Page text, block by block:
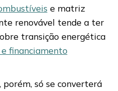
e matriz
renovável tende a ter
transição energética
financiamento
só se converterá